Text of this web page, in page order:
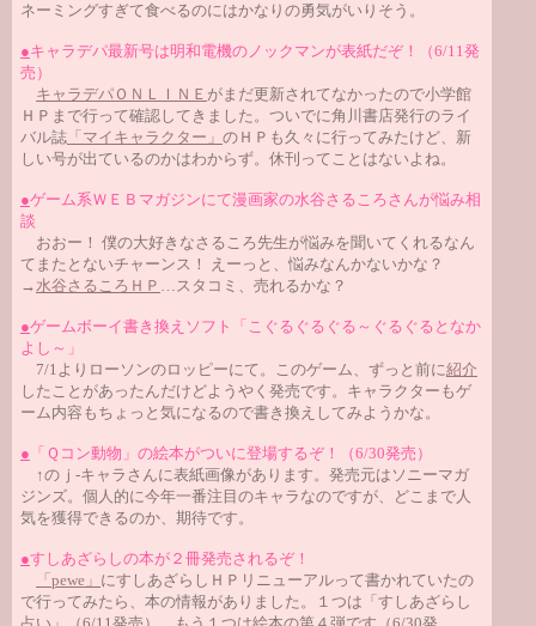
ネーミングすぎて食べるのにはかなりの勇気がいりそう。
●キャラデパ最新号は明和電機のノックマンが表紙だぞ！（6/11発
売）
キャラデパＯＮＬＩＮＥ がまだ更新されてなかったので小学館
ＨＰまで行って確認してきました。ついでに角川書店発行のライ
バル誌 「マイキャラクター」 のＨＰも久々に行ってみたけど、新
しい号が出ているのかはわからず。休刊ってことはないよね。
●ゲーム系ＷＥＢマガジンにて漫画家の水谷さるころさんが悩み相
談
おおー！ 僕の大好きなさるころ先生が悩みを聞いてくれるなん
てまたとないチャーンス！ えーっと、悩みなんかないかな？
→水谷さるころＨＰ …スタコミ、売れるかな？
●ゲームボーイ書き換えソフト「こぐるぐるぐる～ぐるぐるとなか
よし～」
7/1よりローソンのロッピーにて。このゲーム、ずっと前に紹介
したことがあったんだけどようやく発売です。キャラクターもゲ
ーム内容もちょっと気になるので書き換えしてみようかな。
● 「Ｑコン動物」の絵本がついに登場するぞ！（6/30発売）
↑のｊ-キャラさんに表紙画像があります。発売元はソニーマガ
ジンズ。個人的に今年一番注目のキャラなのですが、どこまで人
気を獲得できるのか、期待です。
●すしあざらしの本が２冊発売されるぞ！
「pewe」 にすしあざらしＨＰリニューアルって書かれていたの
で行ってみたら、本の情報がありました。１つは「すしあざらし